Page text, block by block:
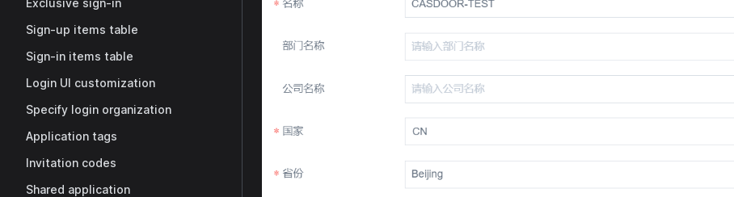
Exclusive sign-in
Sign-up items table
Sign-in items table
Login UI customization
Specify login organization
Application tags
Invitation codes
Shared application